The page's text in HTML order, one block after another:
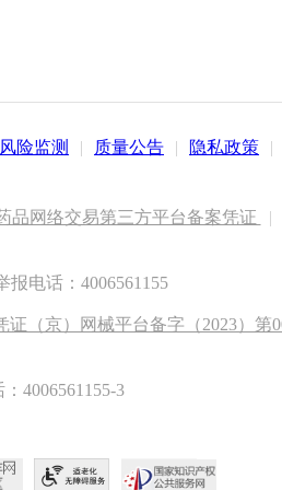
风险监测 | 质量公告 | 隐私政策 |
品网络交易第三方平台备案凭证 |
报电话：4006561155
证（京）网械平台备字（2023）第
4006561155-3